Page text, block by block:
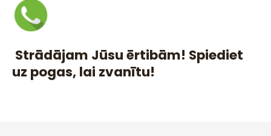
Strādājam Jūsu ērtibām! Spiediet
uz pogas, lai zvanītu!